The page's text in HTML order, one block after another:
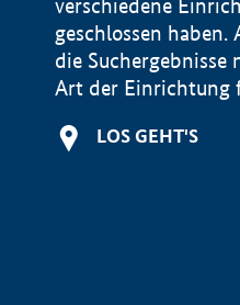
verschiedene
geschlossen haben.
die Suchergebnisse
Art der Einrichtung
LOS GEHT'S